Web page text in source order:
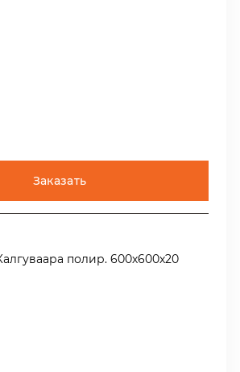
Заказать
полир. 600х600х20